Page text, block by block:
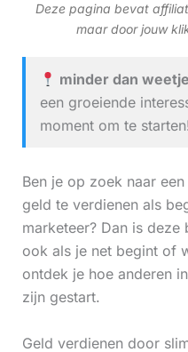
Deze pagina bevat
maar door jouw
minder dan
een groeiende
moment om te starten!
Ben je op zoek naar
geld te verdienen als
marketeer? Dan is deze
ook als je net begint of
ontdek je hoe anderen
zijn gestart.
Geld verdienen door